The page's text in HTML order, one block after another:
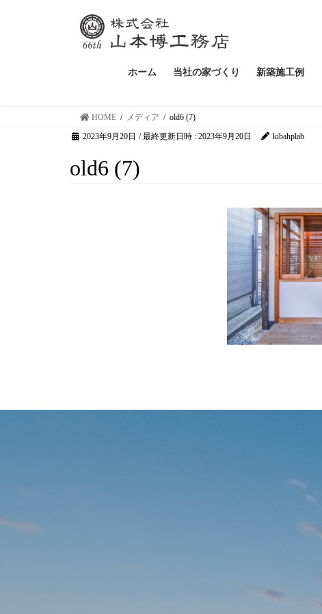
ホーム 当社の家づくり 新築施工例
HOME メディア
old6 (7)
2023年9月20日 / 最終更新日時 : 2023年9月20日 kibahplab
old6 (7)